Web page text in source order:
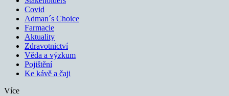
Covid
Adman´s Choice
Farmacie
Aktuality
Zdravotnictví
Věda a výzkum
Pojištění
Ke kávě a čaji
Více